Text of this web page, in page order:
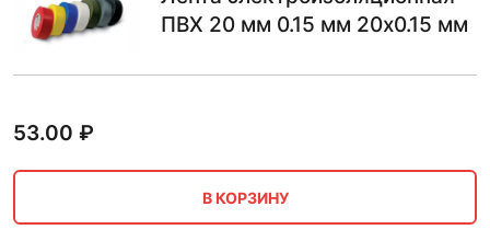
ПВХ 20 мм 0.15 мм 20х0.15 мм
53.00 ₽
В КОРЗИНУ